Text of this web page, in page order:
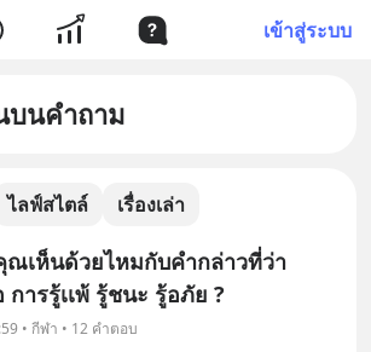
เข้าสู่ระบบ
บนคำถาม
ไลฟ์สไตล์ เรื่องเล่า
ณเห็นด้วยไหมกับคำกล่าวที่ว่า
ารรู้เเพ้ รู้ชนะ รู้อภัย ?
• กีฬา • 12 คำตอบ